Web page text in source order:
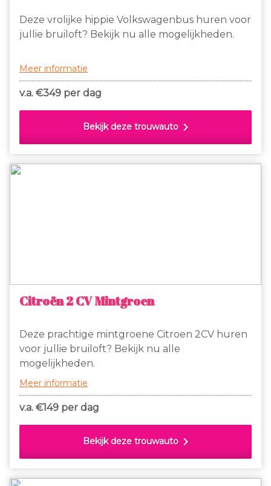
Deze vrolijke hippie Volkswagenbus huren voor
jullie bruiloft? Bekijk nu alle mogelijkheden.
Meer informatie
v.a. €349 per dag
Bekijk deze trouwauto chevron_right
Citroën 2 CV Mintgroen
Deze prachtige mintgroene Citroen 2CV huren
voor jullie bruiloft? Bekijk nu alle
mogelijkheden.
Meer informatie
v.a. €149 per dag
Bekijk deze trouwauto chevron_right